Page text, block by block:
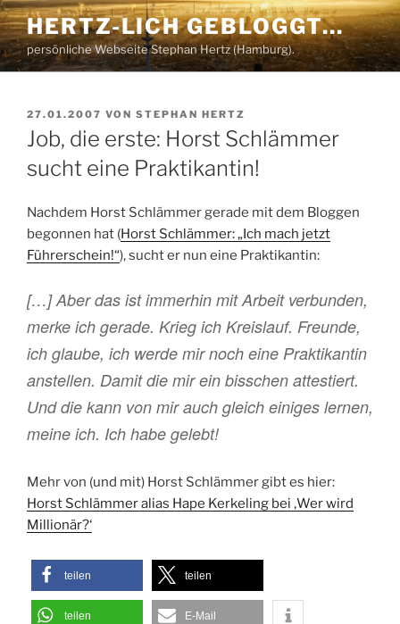
Zum
Inhalt
springen
HERTZ-LICH GEBLOGGT…
persönliche Webseite Stephan Hertz (Hamburg).
VERÖFFENTLICHT
AM
27.01.2007 VON STEPHAN HERTZ
Job, die erste: Horst Schlämmer
sucht eine Praktikantin!
Nachdem Horst Schlämmer gerade mit dem Bloggen
begonnen hat (Horst Schlämmer: „Ich mach jetzt
Führerschein!“), sucht er nun eine Praktikantin:
[…] Aber das ist immerhin mit Arbeit verbunden,
merke ich gerade. Krieg ich Kreislauf. Freunde,
ich glaube, ich werde mir noch eine Praktikantin
anstellen. Damit die mir ein bisschen attestiert.
Und die kann von mir auch gleich einiges lernen,
meine ich. Ich habe gelebt!
Mehr von (und mit) Horst Schlämmer gibt es hier:
Horst Schlämmer alias Hape Kerkeling bei ‚Wer wird
Millionär?‘
teilen teilen
teilen E-Mail